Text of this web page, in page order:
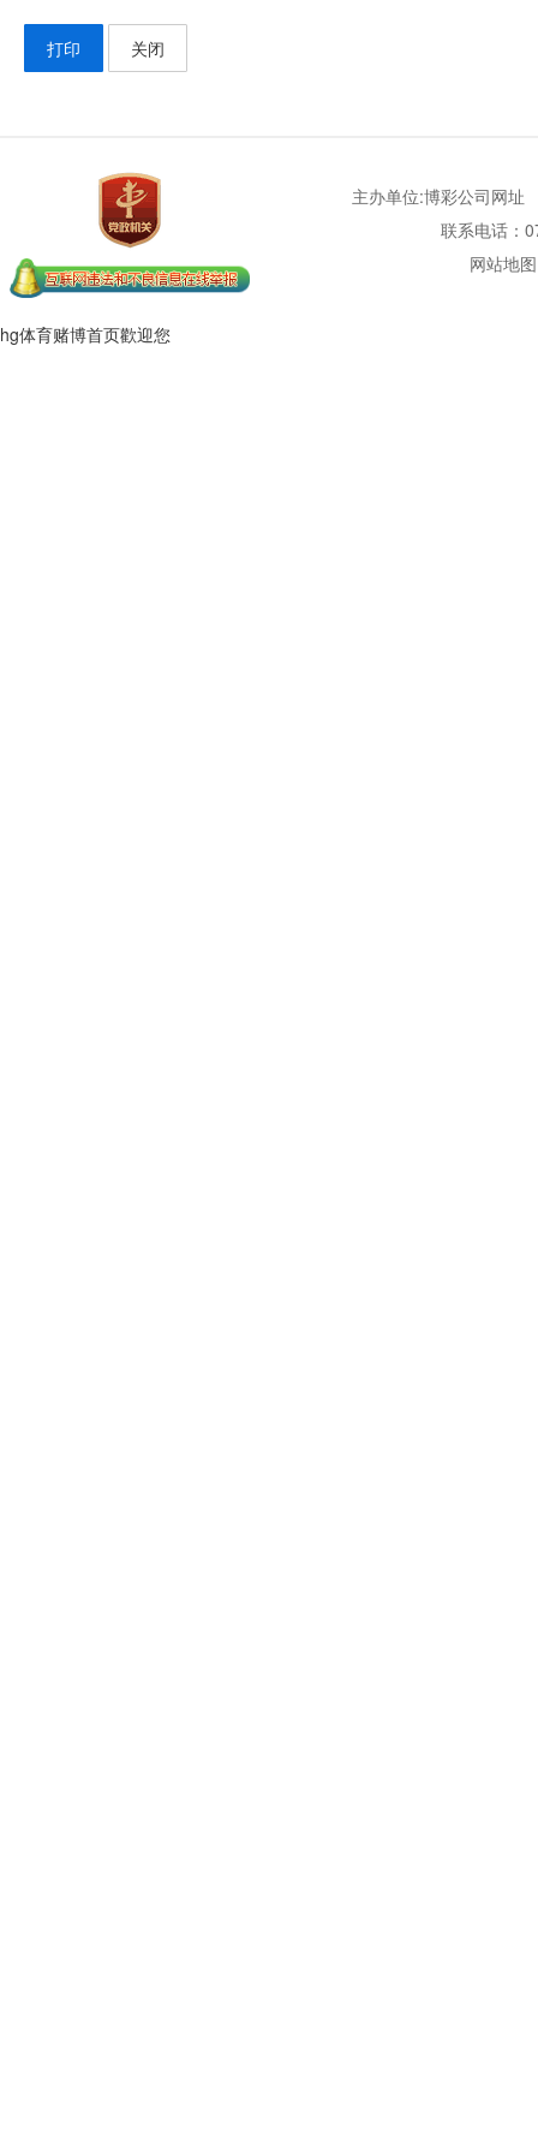
打印 关闭
主办单位:博彩公司网址
联系电话：
网站地图
hg体育赌博首页歡迎您